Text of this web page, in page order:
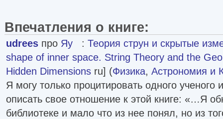
Впечатления о книге:
udrees про Яу : Теория струн и скрытые
shape of inner space. String Theory and the
Hidden Dimensions ru] (Физика, Астрономия и
Я могу только процитировать одного ученого
описать свое отношение к этой книге: «…Я
библиотеке и мало что из нее понял, но из